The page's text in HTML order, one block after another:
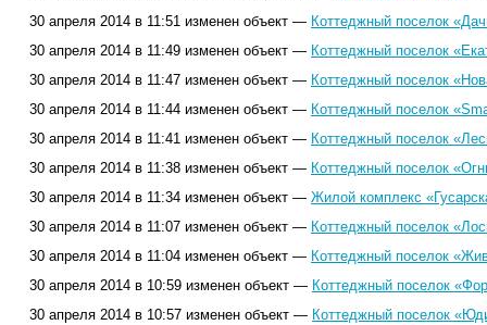
30 апреля 2014 в 11:51 изменен объект — Коттеджный поселок
30 апреля 2014 в 11:49 изменен объект — Коттеджный поселок
30 апреля 2014 в 11:47 изменен объект — Коттеджный поселок
30 апреля 2014 в 11:44 изменен объект — Коттеджный поселок
30 апреля 2014 в 11:41 изменен объект — Коттеджный поселок
30 апреля 2014 в 11:38 изменен объект — Коттеджный поселок
30 апреля 2014 в 11:34 изменен объект — Жилой комплекс
30 апреля 2014 в 11:07 изменен объект — Коттеджный поселок
30 апреля 2014 в 11:04 изменен объект — Коттеджный поселок
30 апреля 2014 в 10:59 изменен объект — Коттеджный поселок
30 апреля 2014 в 10:57 изменен объект — Коттеджный поселок